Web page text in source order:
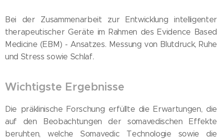
Bei der Zusammenarbeit zur Entwicklung intelligenter
therapeutischer Geräte im Rahmen des Evidence Based
Medicine (EBM) - Ansatzes. Messung von Blutdruck, Ruhe
und Stress sowie Schlaf.
Wichtigste Ergebnisse
Die präklinische Forschung erfüllte die Erwartungen, die
auf den Beobachtungen der somavedischen Effekte
beruhten, welche Somavedic Technologie sowie die